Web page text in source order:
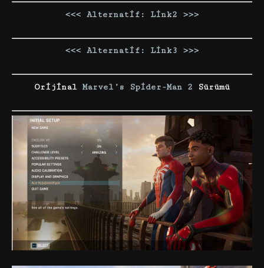
<<< Alternatif: Link2 >>>
<<< Alternatif: Link3 >>>
Orijinal Marvel’s Spider-Man 2 Sürümü